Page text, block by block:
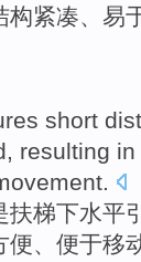
构紧凑、 易
short
, resulting in
.
扶梯下水平
便、便于移